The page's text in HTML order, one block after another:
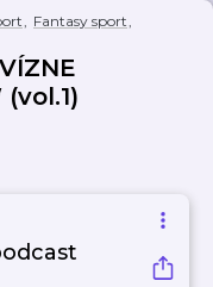
, Fantasy sport,
(vol.1)